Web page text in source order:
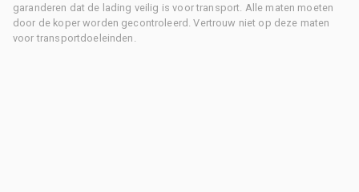
garanderen dat de lading veilig is voor transport. Alle maten moeten
door de koper worden gecontroleerd. Vertrouw niet op deze maten
voor transportdoeleinden.